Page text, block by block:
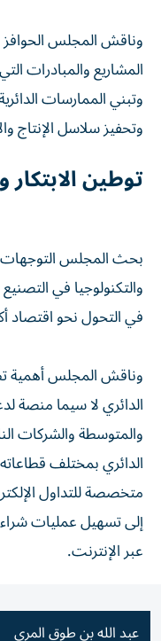
وناقش المجلس الحوافز
المشاريع والمبادرات
وتبني الممارسات
وتحفيز سلاسل الإنتاج
توطين الابتكار
بحث المجلس التوجهات
والتكنولوجيا في
في التحول نحو اقتصاد
وناقش المجلس أهمية
الدائري لا سيما منصة
والمتوسطة والشركات
الدائري بمختلف
متخصصة للتداول
إلى تسهيل عمليات شراء
عبر الإنترنت.
عبد الله بن طوق المري